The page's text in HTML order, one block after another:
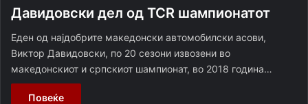
Давидовски дел од TCR шампионатот
Еден од најдобрите македонски автомобилски асови,
Виктор Давидовски, по 20 сезони извозени во
македонскиот и српскиот шампионат, во 2018 година…
Повеќе